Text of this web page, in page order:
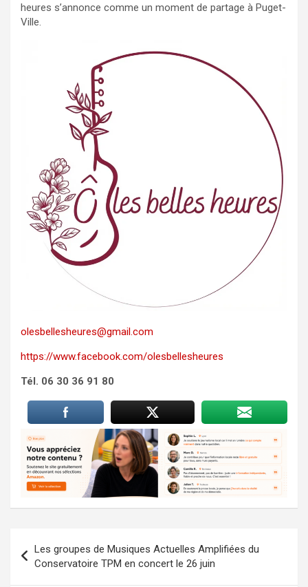
heures s’annonce comme un moment de partage à Puget-
Ville.
olesbellesheures@gmail.com
https://www.facebook.com/olesbellesheures
Tél. 06 30 36 91 80
de
l’article
Les groupes de Musiques Actuelles Amplifiées du
Conservatoire TPM en concert le 26 juin